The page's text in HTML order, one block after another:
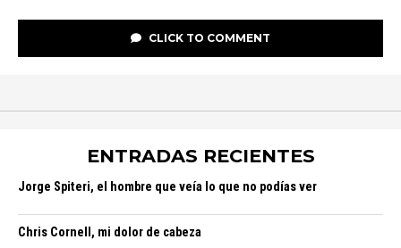
CLICK TO COMMENT
ENTRADAS RECIENTES
Jorge Spiteri, el hombre que veía lo que no podías ver
Chris Cornell, mi dolor de cabeza